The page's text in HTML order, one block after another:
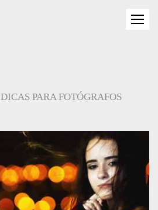
DICAS PARA FOTÓGRAFOS